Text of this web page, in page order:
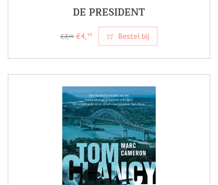
DE PRESIDENT
€7,99 €4,99 Bestel bij